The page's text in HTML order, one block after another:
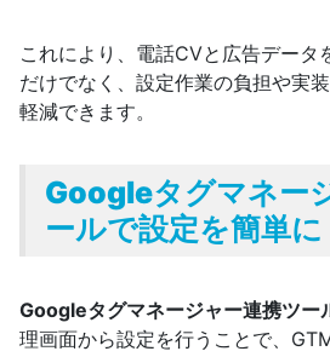
これにより、電話CVと広告データ
だけでなく、設定作業の負担や実
軽減できます。
Googleタグマネー
ールで設定を簡単に
Googleタグマネージャー連携ツー
理画面から設定を行うことで、